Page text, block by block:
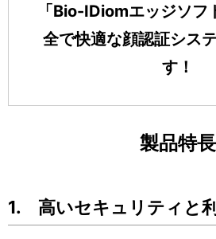
「Bio-IDiomエッジソフ
全で快適な顔認証シス
す！
製品特長
1. 高いセキュリティと